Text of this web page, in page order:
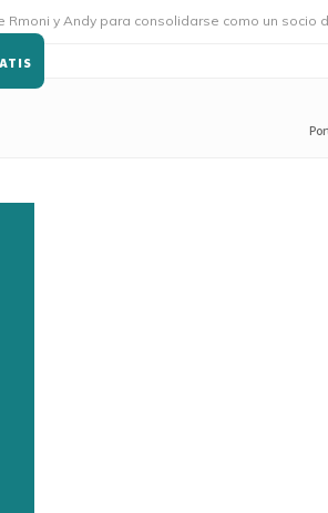
para consolidarse como un socio digital